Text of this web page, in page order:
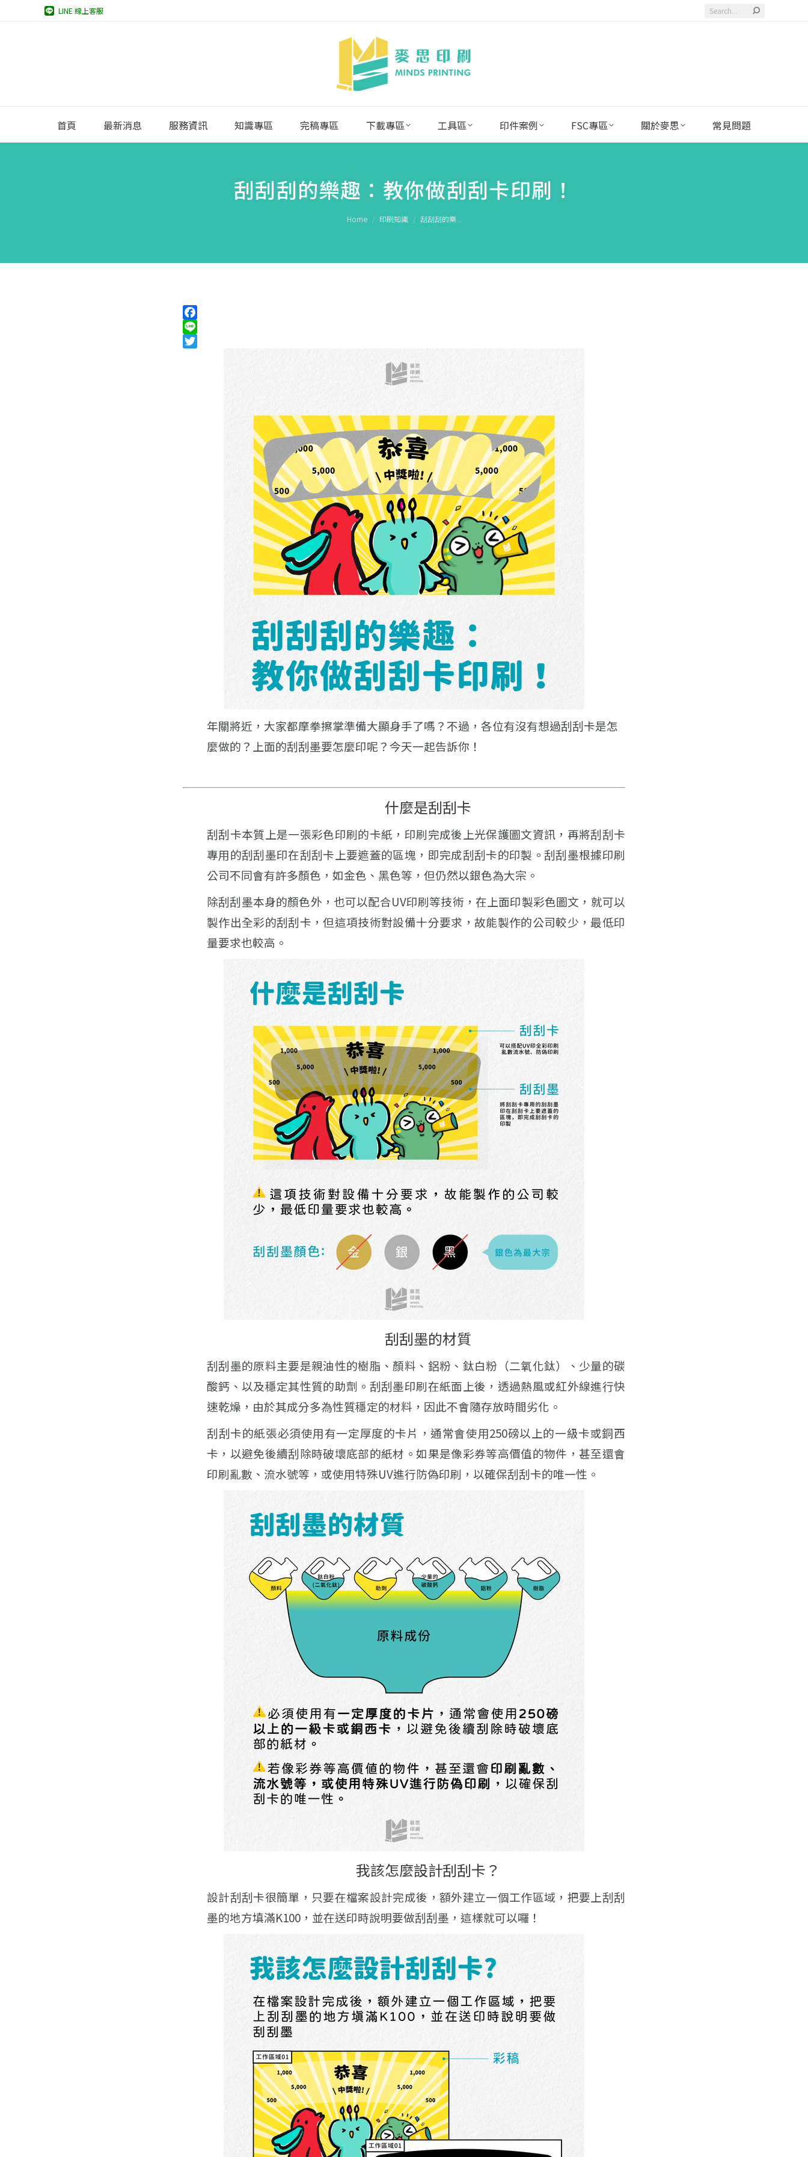
LINE 線上客服 Search:
首頁 最新消息 服務資訊 知識專區 完稿專區 下載專區 工具區 印件案例 FSC專區 關於麥思 常見問題
刮刮刮的樂趣：教你做刮刮卡印刷！
Home 印刷知識 刮刮刮的樂...
Facebook
Line
年關將近，大家都摩拳擦掌準備大顯身手了嗎？不過，各位有沒有想過刮刮卡是怎
麼做的？上面的刮刮墨要怎麼印呢？今天一起告訴你！
什麼是刮刮卡
刮刮卡本質上是一張彩色印刷的卡紙，印刷完成後上光保護圖文資訊，再將刮刮卡
專用的刮刮墨印在刮刮卡上要遮蓋的區塊，即完成刮刮卡的印製。刮刮墨根據印刷
公司不同會有許多顏色，如金色、黑色等，但仍然以銀色為大宗。
除刮刮墨本身的顏色外，也可以配合UV印刷等技術，在上面印製彩色圖文，就可以
製作出全彩的刮刮卡，但這項技術對設備十分要求，故能製作的公司較少，最低印
量要求也較高。
刮刮墨的材質
刮刮墨的原料主要是親油性的樹脂、顏料、鋁粉、鈦白粉（二氧化鈦）、少量的碳
酸鈣、以及穩定其性質的助劑。刮刮墨印刷在紙面上後，透過熱風或紅外線進行快
速乾燥，由於其成分多為性質穩定的材料，因此不會隨存放時間劣化。
刮刮卡的紙張必須使用有一定厚度的卡片，通常會使用250磅以上的一級卡或銅西
卡，以避免後續刮除時破壞底部的紙材。如果是像彩券等高價值的物件，甚至還會
印刷亂數、流水號等，或使用特殊UV進行防偽印刷，以確保刮刮卡的唯一性。
我該怎麼設計刮刮卡？
設計刮刮卡很簡單，只要在檔案設計完成後，額外建立一個工作區域，把要上刮刮
墨的地方填滿K100，並在送印時說明要做刮刮墨，這樣就可以囉！